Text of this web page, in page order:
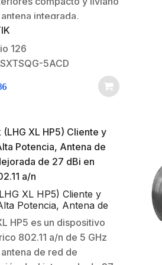
integrada,
enlaces punto a
una unidad CPE. El
incluye un puerto
completamente las
126
5ACD
XL HP5) Cliente y
Potencia, Antena de
de 27 dBi en
a/n
HP5 es un dispositivo
802.11 a/n de 5 GHz
de red de